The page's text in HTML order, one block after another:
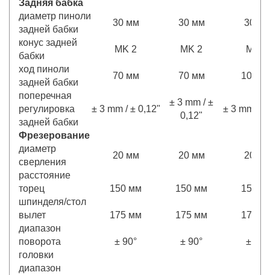
Задняя бабка
диаметр пиноли
задней бабки
30 мм 30 мм
30 мм
конус задней
бабки
MK 2 MK 2
MK 2
ход пиноли
задней бабки
70 мм 70 мм
105
поперечная
регулировка
задней бабки
± 3 mm / ± 0,12"
± 3 mm / ±
0,12"
± 3 mm / ±
Фрезерование
диаметр
сверления
20 мм 20 мм
20 мм
расстояние
торец
шпинделя/стол
150 мм 150 мм 150
вылет 175 мм 175 мм
175
диапазон
поворота
головки
± 90° ± 90° ± 90°
диапазон